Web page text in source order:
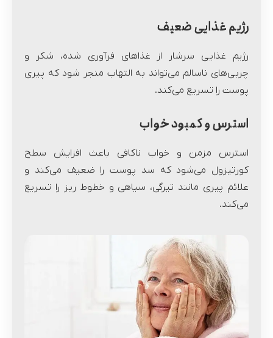
رژیم غذایی ضعیف
رژیم غذایی سرشار از غذاهای فرآوری شده، شکر و
چربی‌های ناسالم می‌تواند به التهاب منجر شود که پیری
پوست را تسریع می‌کند.
استرس و کمبود خواب
استرس مزمن و خواب ناکافی باعث افزایش سطح
کورتیزول می‌شود که سد پوست را ضعیف می‌کند و
علائم پیری مانند تیرگی، سیاهی و خطوط ریز را تسریع
می‌کند.